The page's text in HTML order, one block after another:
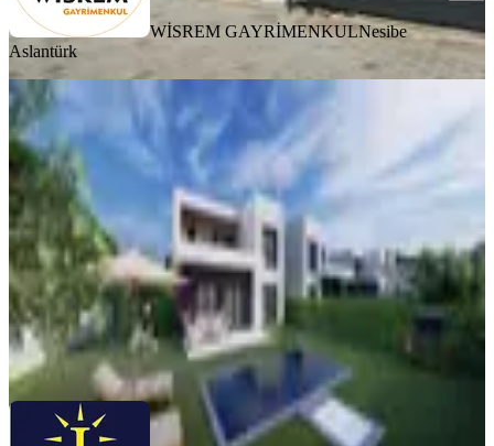
WİSREM GAYRİMENKULNesibe
Aslantürk
KOMBİLİ
Nazilli Hamidiye Mah. Satılık Villalar
Nazilli, Hamidiye Mahallesi
·140 m² ·06.07.2026
7.500.000 ₺
Işık Gayrimenkul Harita&İnşaatOzan ışık
Ara